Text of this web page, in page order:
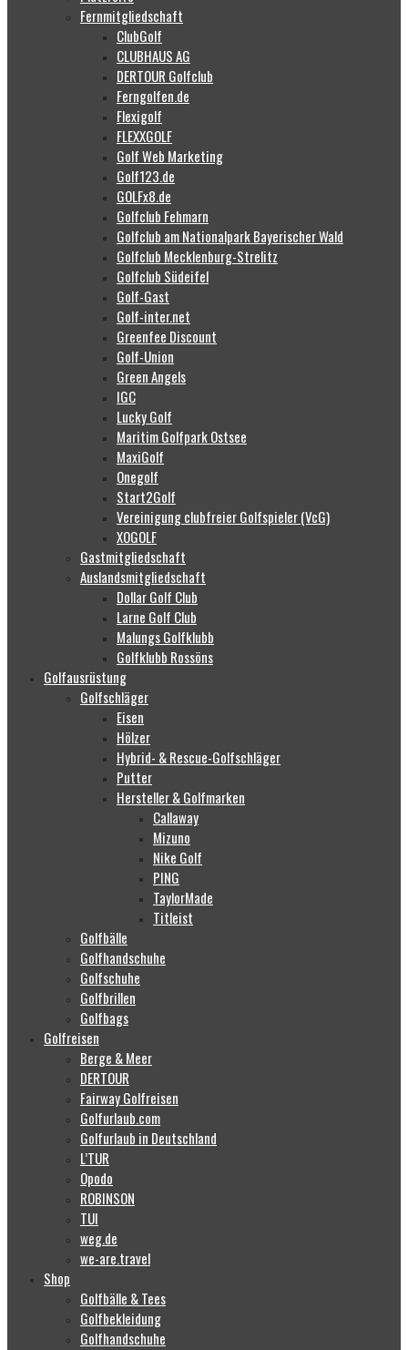
Fernmitgliedschaft
ClubGolf
CLUBHAUS AG
DERTOUR Golfclub
Ferngolfen.de
Flexigolf
FLEXXGOLF
Golf Web Marketing
Golf123.de
GOLFx8.de
Golfclub Fehmarn
Golfclub am Nationalpark Bayerischer Wald
Golfclub Mecklenburg-Strelitz
Golfclub Südeifel
Golf-Gast
Golf-inter.net
Greenfee Discount
Golf-Union
Green Angels
IGC
Lucky Golf
Maritim Golfpark Ostsee
MaxiGolf
Onegolf
Start2Golf
Vereinigung clubfreier Golfspieler (VcG)
XOGOLF
Gastmitgliedschaft
Auslandsmitgliedschaft
Dollar Golf Club
Larne Golf Club
Malungs Golfklubb
Golfklubb Rossöns
Golfausrüstung
Golfschläger
Eisen
Hölzer
Hybrid- & Rescue-Golfschläger
Putter
Hersteller & Golfmarken
Callaway
Mizuno
Nike Golf
PING
TaylorMade
Titleist
Golfbälle
Golfhandschuhe
Golfschuhe
Golfbrillen
Golfbags
Golfreisen
Berge & Meer
DERTOUR
Fairway Golfreisen
Golfurlaub.com
Golfurlaub in Deutschland
L’TUR
Opodo
ROBINSON
TUI
weg.de
we-are.travel
Shop
Golfbälle & Tees
Golfbekleidung
Golfhandschuhe